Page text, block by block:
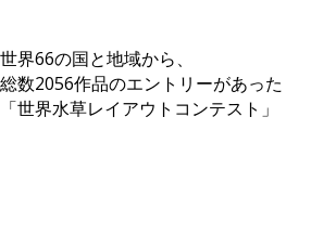
世界66の国と地域から、
総数2056作品のエントリーがあった
「世界水草レイアウトコンテスト」